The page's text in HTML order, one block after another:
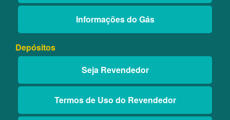
Informações do Gás
Depósitos
Seja Revendedor
Termos de Uso do Revendedor